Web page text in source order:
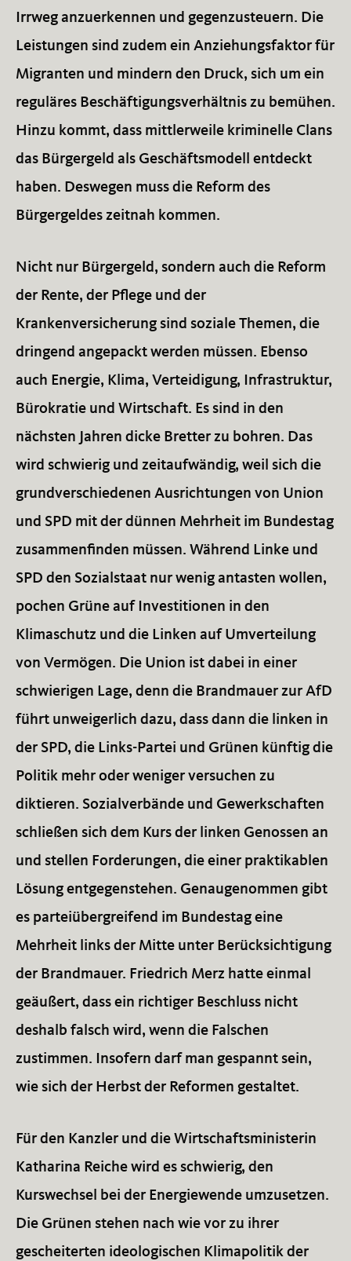
Irrweg anzuerkennen und gegenzusteuern. Die
Leistungen sind zudem ein Anziehungsfaktor für
Migranten und mindern den Druck, sich um ein
reguläres Beschäftigungsverhältnis zu bemühen.
Hinzu kommt, dass mittlerweile kriminelle Clans
das Bürgergeld als Geschäftsmodell entdeckt
haben. Deswegen muss die Reform des
Bürgergeldes zeitnah kommen.
Nicht nur Bürgergeld, sondern auch die Reform
der Rente, der Pflege und der
Krankenversicherung sind soziale Themen, die
dringend angepackt werden müssen. Ebenso
auch Energie, Klima, Verteidigung, Infrastruktur,
Bürokratie und Wirtschaft. Es sind in den
nächsten Jahren dicke Bretter zu bohren. Das
wird schwierig und zeitaufwändig, weil sich die
grundverschiedenen Ausrichtungen von Union
und SPD mit der dünnen Mehrheit im Bundestag
zusammenfinden müssen. Während Linke und
SPD den Sozialstaat nur wenig antasten wollen,
pochen Grüne auf Investitionen in den
Klimaschutz und die Linken auf Umverteilung
von Vermögen. Die Union ist dabei in einer
schwierigen Lage, denn die Brandmauer zur AfD
führt unweigerlich dazu, dass dann die linken in
der SPD, die Links-Partei und Grünen künftig die
Politik mehr oder weniger versuchen zu
diktieren. Sozialverbände und Gewerkschaften
schließen sich dem Kurs der linken Genossen an
und stellen Forderungen, die einer praktikablen
Lösung entgegenstehen. Genaugenommen gibt
es parteiübergreifend im Bundestag eine
Mehrheit links der Mitte unter Berücksichtigung
der Brandmauer. Friedrich Merz hatte einmal
geäußert, dass ein richtiger Beschluss nicht
deshalb falsch wird, wenn die Falschen
zustimmen. Insofern darf man gespannt sein,
wie sich der Herbst der Reformen gestaltet.
Für den Kanzler und die Wirtschaftsministerin
Katharina Reiche wird es schwierig, den
Kurswechsel bei der Energiewende umzusetzen.
Die Grünen stehen nach wie vor zu ihrer
gescheiterten ideologischen Klimapolitik der